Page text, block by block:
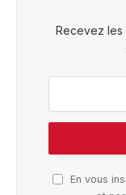
Recevez les
En vous